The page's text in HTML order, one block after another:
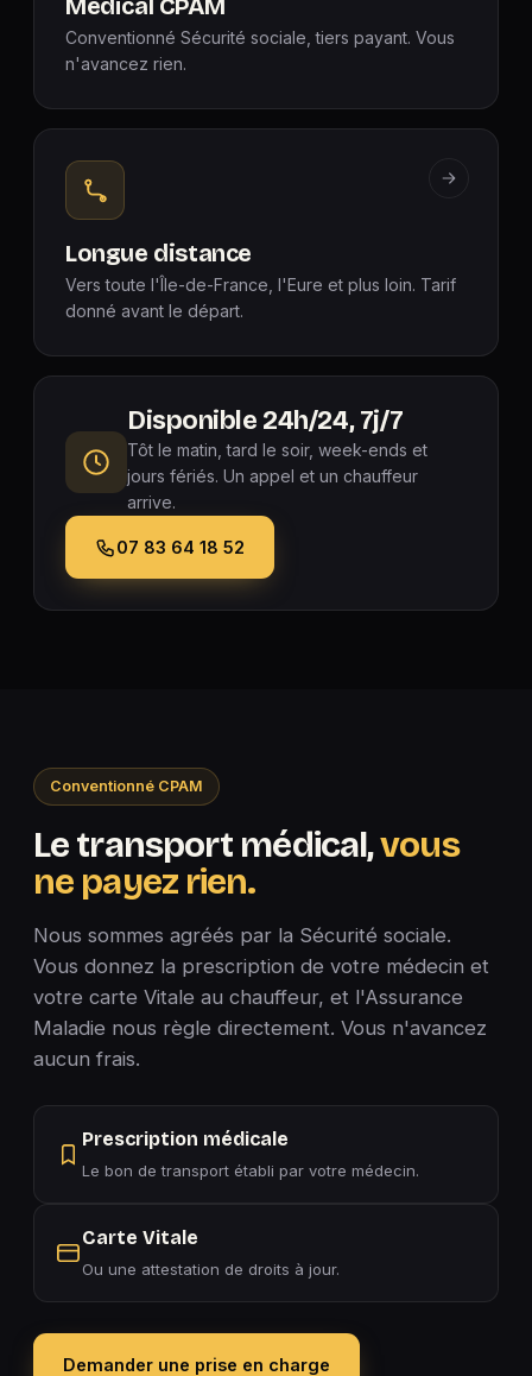
Médical CPAM
Conventionné Sécurité sociale, tiers payant. Vous
n'avancez rien.
Longue distance
Vers toute l'Île-de-France, l'Eure et plus loin. Tarif
donné avant le départ.
Disponible 24h/24, 7j/7
Tôt le matin, tard le soir, week-ends et
jours fériés. Un appel et un chauffeur
arrive.
07 83 64 18 52
Conventionné CPAM
Le transport médical,vous
ne payez rien.
Nous sommes agréés par la Sécurité sociale.
Vous donnez la prescription de votre médecin et
votre carte Vitale au chauffeur, et l'Assurance
Maladie nous règle directement. Vous n'avancez
aucun frais.
Prescription médicale
Le bon de transport établi par votre médecin.
Carte Vitale
Ou une attestation de droits à jour.
Demander une prise en charge